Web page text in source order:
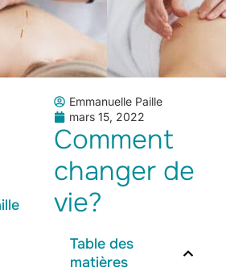
Emmanuelle Paille
mars 15, 2022
Comment
changer de
vie?
Table des
matières